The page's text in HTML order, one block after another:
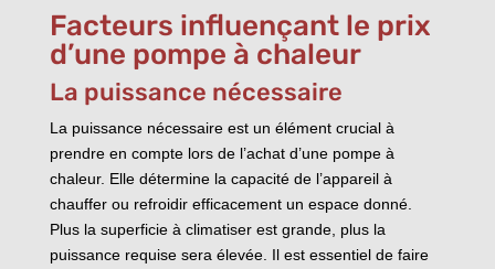
Facteurs influençant le prix
d’une pompe à chaleur
La puissance nécessaire
La puissance nécessaire est un élément crucial à
prendre en compte lors de l’achat d’une pompe à
chaleur. Elle détermine la capacité de l’appareil à
chauffer ou refroidir efficacement un espace donné.
Plus la superficie à climatiser est grande, plus la
puissance requise sera élevée. Il est essentiel de faire